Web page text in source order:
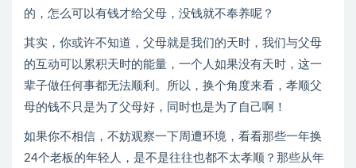
的，怎么可以有钱才给父母，没钱就不奉养呢？
其实，你或许不知道，父母就是我们的天时，我们与父母
的互动可以累积天时的能量，一个人如果没有天时，这一
辈子做任何事都无法顺利。所以，换个角度来看，孝顺父
母的钱不只是为了父母好，同时也是为了自己啊！
如果你不相信，不妨观察一下周遭环境，看看那些一年换
24个老板的年轻人，是不是往往也都不太孝顺？那些从年